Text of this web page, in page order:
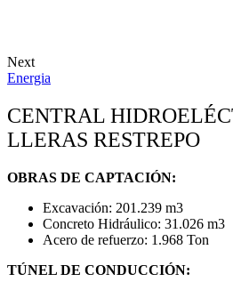
Next
Energia
CENTRAL
LLERAS RESTREPO
OBRAS DE CAPTACIÓN:
Excavación: 201.239 m3
Concreto Hidráulico: 31.026 m3
Acero de refuerzo: 1.968 Ton
TÚNEL DE CONDUCCIÓN: